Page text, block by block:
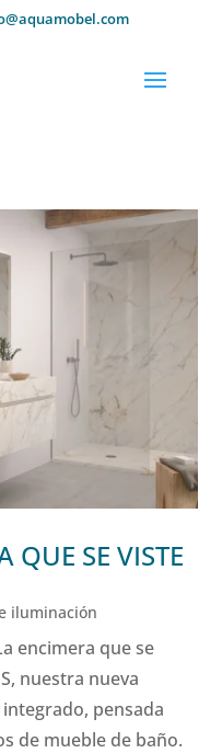
QUE SE VISTE
iluminación
encimera que se
nuestra nueva
pensada
de mueble de baño.